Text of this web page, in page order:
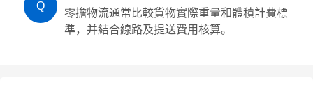
Q
零擔物流通常比較貨物實際重量和體積計費標
準，并結合線路及提送費用核算。